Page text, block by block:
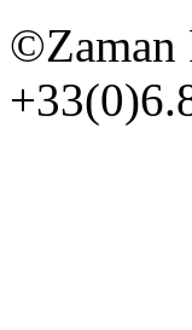
©Zaman